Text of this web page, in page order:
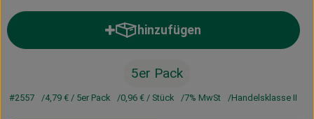
Neues vom Hof
hinzufügen
Produkt zum Warenkorb
5er Pack
#2557 4,79 €/ 5er Pack 0,96 €/ Stück 7% MwSt Handelsklasse II